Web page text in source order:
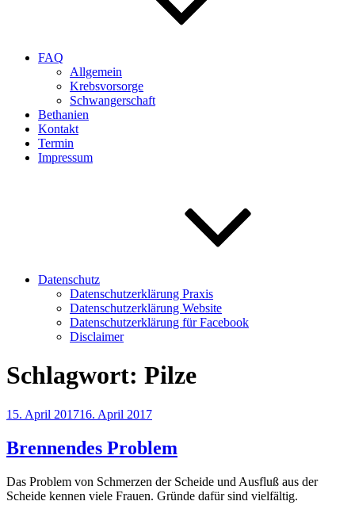
FAQ
Allgemein
Krebsvorsorge
Schwangerschaft
Bethanien
Kontakt
Termin
Impressum
Datenschutz
Datenschutzerklärung Praxis
Datenschutzerklärung Website
Datenschutzerklärung für Facebook
Disclaimer
Schlagwort: Pilze
Veröffentlicht
15. April 201716. April 2017
Brennendes Problem
Das Problem von Schmerzen der Scheide und Ausfluß aus der
Scheide kennen viele Frauen. Gründe dafür sind vielfältig.